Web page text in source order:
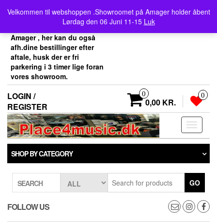
content
Velkommen til webshoppen .Showroomet på Amager holder åbent
Lørdag den 06 Juni 11-15 Luk
Velkommen her i
Place4music`s webshop .
Vores showroom ligger på
Amager , her kan du også
afh.dine bestillinger efter
aftale, husk der er fri
parkering i 3 timer lige foran
vores showroom.
LOGIN /
REGISTER
0
0,00 KR.
0
Toggle
SHOP BY CATEGORY
SEARCH GO
FOLLOW US